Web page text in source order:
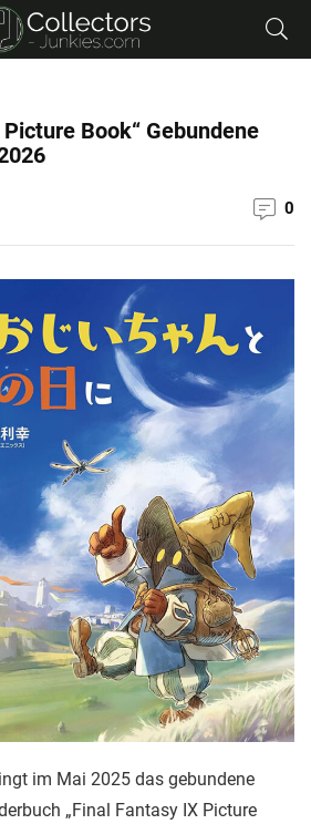
Book“ Gebundene
0
im Mai 2025 das gebundene
„Final Fantasy IX Picture